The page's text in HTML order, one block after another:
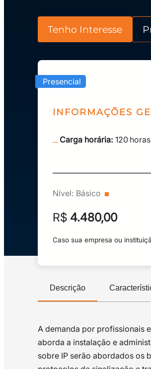
Tenho Interesse
Presencial
INFORMAÇÕES
Carga horária: 120 horas
Nível: Básico
R$ 4.480,00
Caso sua empresa ou
Descrição
A demanda por profissionais
aborda a instalação e
sobre IP serão abordados os